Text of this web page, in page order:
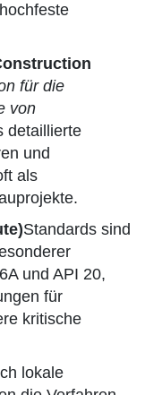
für die
von
detaillierte
und
als
Standards sind
und API 20,
für
kritische
lokale